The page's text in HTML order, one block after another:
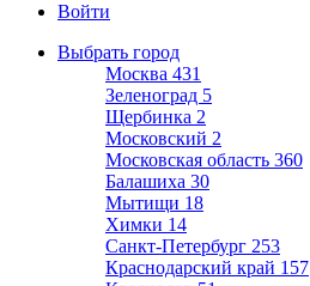
Войти
Выбрать город
Москва 431
Зеленоград 5
Щербинка 2
Московский 2
Московская область 360
Балашиха 30
Мытищи 18
Химки 14
Санкт-Петербург 253
Краснодарский край 157